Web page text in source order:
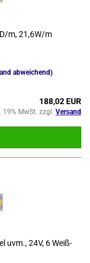
m, 21,6W/m
abweichend)
188,02 EUR
19% MwSt. zzgl. Versand
uvm., 24V, 6 Weiß­